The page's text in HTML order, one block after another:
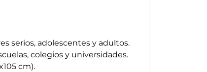
serios, adolescentes y adultos.
colegios y universidades.
cm).